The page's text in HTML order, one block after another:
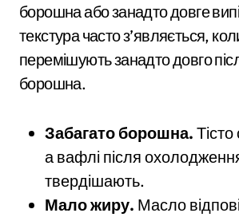
борошна або занадто довге
текстура часто з’являється,
перемішують занадто довго
борошна.
Забагато борошна.
а вафлі після
твердішають.
Мало жиру. Масло